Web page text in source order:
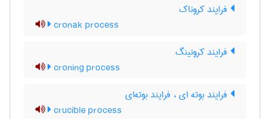
فرایند کروناک
cronak process
فرایند کرونینگ
croning process
فرایند بوته ای ، فرایند بوته‌ای
crucible process